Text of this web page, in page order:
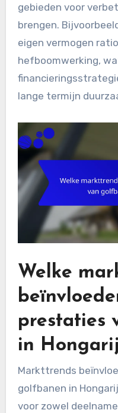
gebieden voor
brengen.
eigen vermogen
hefboomwerking,
lange termijn
Welke
prestaties
in
Markttrends
golfbanen in
voor zowel